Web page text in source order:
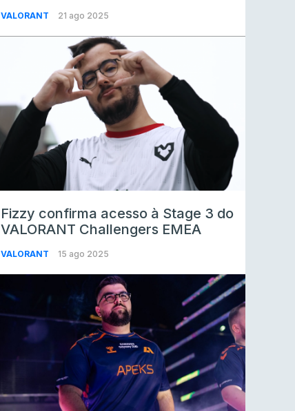
VALORANT 21 ago 2025
Fizzy confirma acesso à Stage 3 do
VALORANT Challengers EMEA
VALORANT 15 ago 2025